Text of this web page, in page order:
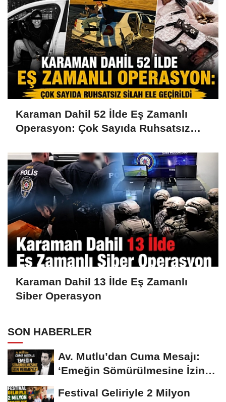
Karaman Dahil 52 İlde Eş Zamanlı
Operasyon: Çok Sayıda Ruhsatsız
Karaman Dahil 13 İlde Eş Zamanlı
Siber Operasyon
SON HABERLER
Av. Mutlu’dan Cuma Mesajı:
‘Emeğin Sömürülmesine İzin
Festival Geliriyle 2 Milyon